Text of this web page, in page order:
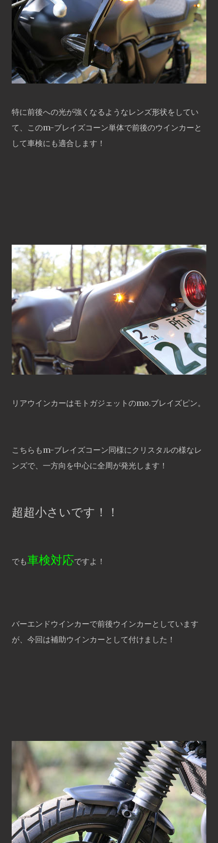
特に前後への光が強くなるようなレンズ形状をしてい
て、このm-ブレイズコーン単体で前後のウインカーと
して車検にも適合します！
リアウインカーはモトガジェットのmo.ブレイズピン。
こちらもm-ブレイズコーン同様にクリスタルの様なレ
ンズで、一方向を中心に全周が発光します！
超超小さいです！！
でも車検対応ですよ！
バーエンドウインカーで前後ウインカーとしています
が、今回は補助ウインカーとして付けました！